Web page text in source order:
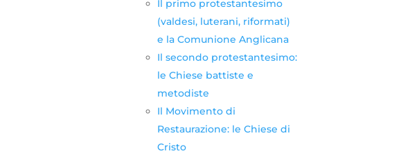
Il primo protestantesimo
(valdesi, luterani, riformati)
e la Comunione Anglicana
Il secondo protestantesimo:
le Chiese battiste e
metodiste
Il Movimento di
Restaurazione: le Chiese di
Cristo